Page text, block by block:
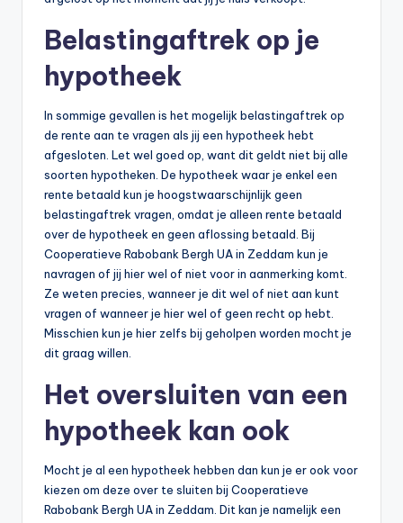
Belastingaftrek op je
hypotheek
In sommige gevallen is het mogelijk belastingaftrek op
de rente aan te vragen als jij een hypotheek hebt
afgesloten. Let wel goed op, want dit geldt niet bij alle
soorten hypotheken. De hypotheek waar je enkel een
rente betaald kun je hoogstwaarschijnlijk geen
belastingaftrek vragen, omdat je alleen rente betaald
over de hypotheek en geen aflossing betaald. Bij
Cooperatieve Rabobank Bergh UA in Zeddam kun je
navragen of jij hier wel of niet voor in aanmerking komt.
Ze weten precies, wanneer je dit wel of niet aan kunt
vragen of wanneer je hier wel of geen recht op hebt.
Misschien kun je hier zelfs bij geholpen worden mocht je
dit graag willen.
Het oversluiten van een
hypotheek kan ook
Mocht je al een hypotheek hebben dan kun je er ook voor
kiezen om deze over te sluiten bij Cooperatieve
Rabobank Bergh UA in Zeddam. Dit kan je namelijk een